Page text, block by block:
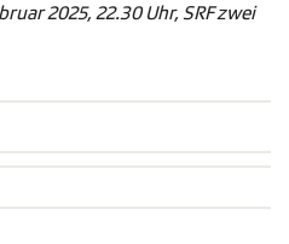
2025, 22.30 Uhr, SRF zwei